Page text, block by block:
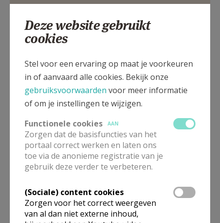
Reningelstplein 4A, 8970 RENINGELST
Deze website gebruikt
cookies
Stel voor een ervaring op maat je voorkeuren
in of aanvaard alle cookies. Bekijk onze
gebruiksvoorwaarden voor meer informatie
of om je instellingen te wijzigen.
Functionele cookies
AAN
Zorgen dat de basisfuncties van het
portaal correct werken en laten ons
toe via de anonieme registratie van je
gebruik deze verder te verbeteren.
(Sociale) content cookies
Zorgen voor het correct weergeven
van al dan niet externe inhoud,